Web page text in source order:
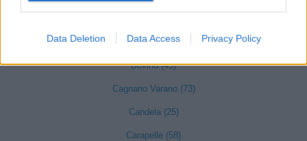
Data Deletion Data Access Privacy Policy
Biccari (17)
Bovino (45)
Cagnano Varano (73)
Candela (25)
Carapelle (58)